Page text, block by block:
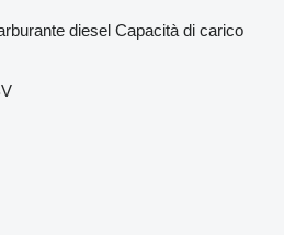
diesel Capacità di carico